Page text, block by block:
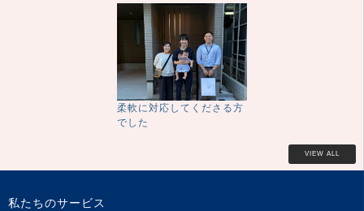
柔軟に対応してくださる方
でした
VIEW ALL
私たちのサービス